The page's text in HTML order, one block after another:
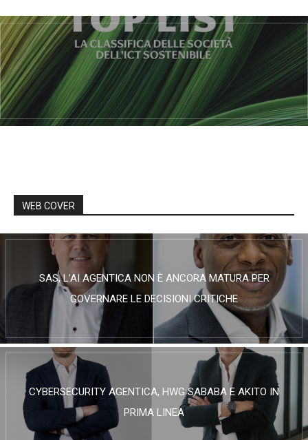
WEB COVER
SAS, L’AI AGENTICA NON È ANCORA MATURA PER
GOVERNARE LE DECISIONI CRITICHE
CYBERSECURITY AGENTICA, HWG SABABA E AKITO IN
PRIMA LINEA